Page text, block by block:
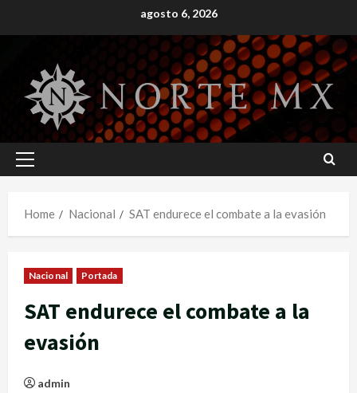
to
agosto 6, 2026
Primary
Home
Nacional SAT endurece el combate a la evasión
Nacional Portada
SAT endurece el combate a la
evasión
admin